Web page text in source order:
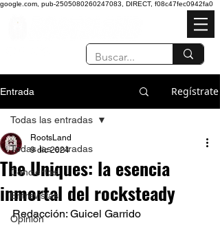
google.com, pub-2505080260247083, DIRECT, f08c47fec0942fa0
Entrada Regístrate
Todas las entradas
Conciertos
Entrevistas
Opinión
Todas las entradas
The Uniques: la esencia
inmortal del rocksteady
RootsLand
9 dic 2024
Redacción: Guicel Garrido